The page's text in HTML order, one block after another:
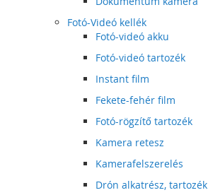
Fotó-Videó kellék
Fotó-videó akku
Fotó-videó tartozék
Instant film
Fekete-fehér film
Fotó-rögzítő tartozék
Kamera retesz
Kamerafelszerelés
Drón alkatrész, tartozék